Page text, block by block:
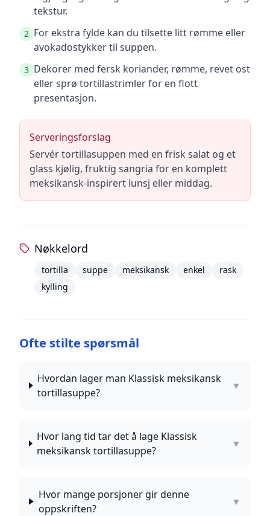
tekstur.
2 For ekstra fylde kan du tilsette litt rømme eller
avokadostykker til suppen.
3 Dekorer med fersk koriander, rømme, revet ost
eller sprø tortillastrimler for en flott
presentasjon.
Serveringsforslag
Servér tortillasuppen med en frisk salat og et
glass kjølig, fruktig sangria for en komplett
meksikansk-inspirert lunsj eller middag.
Nøkkelord
tortilla suppe meksikansk enkel
rask
kylling
Ofte stilte spørsmål
Hvordan lager man Klassisk meksikansk
tortillasuppe?
▼
Hvor lang tid tar det å lage Klassisk
meksikansk tortillasuppe?
▼
Hvor mange porsjoner gir denne
oppskriften?
▼